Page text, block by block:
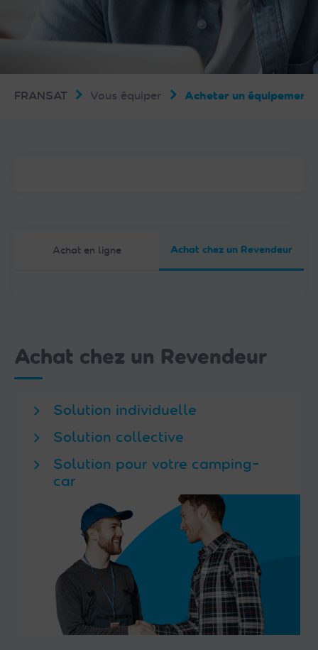
FRANSAT Vous équiper Acheter un équipement
Achat en ligne Achat chez un Revendeur
Achat chez un Revendeur
Solution individuelle
Solution collective
Solution pour votre camping-
car